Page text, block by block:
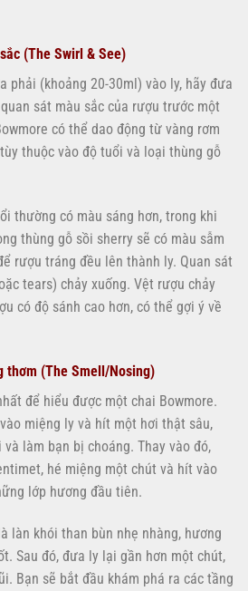
(The Swirl & See)
phải (khoảng 20-30ml) vào ly, hãy đưa
sát màu sắc của rượu trước một
có thể dao động từ vàng rơm
thuộc vào độ tuổi và loại thùng gỗ
thường có màu sáng hơn, trong khi
thùng gỗ sồi sherry sẽ có màu sẫm
rượu tráng đều lên thành ly. Quan sát
tears) chảy xuống. Vệt rượu chảy
có độ sánh cao hơn, có thể gợi ý về
thơm (The Smell/Nosing)
để hiểu được một chai Bowmore.
miệng ly và hít một hơi thật sâu,
làm bạn bị choáng. Thay vào đó,
hé miệng một chút và hít vào
lớp hương đầu tiên.
làn khói than bùn nhẹ nhàng, hương
Sau đó, đưa ly lại gần hơn một chút,
Bạn sẽ bắt đầu khám phá ra các tầng